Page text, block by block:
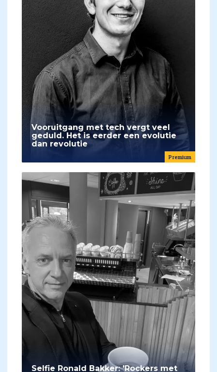
Premium
Vooruitgang met tech vergt veel
geduld. Het is eerder een evolutie
dan revolutie
Selfie Ronald Bakker: 'Rockers met